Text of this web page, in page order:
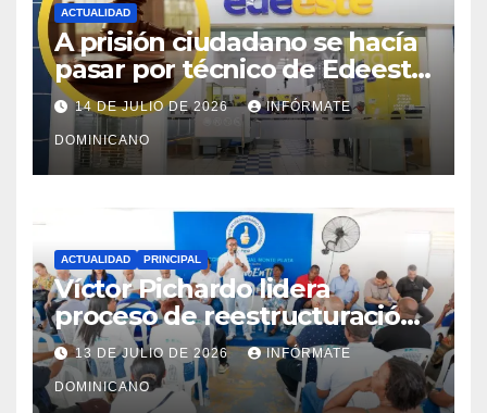
ACTUALIDAD
A prisión ciudadano se hacía
pasar por técnico de Edeeste
para estafar a dueños de
comercios
14 DE JULIO DE 2026 INFÓRMATE
DOMINICANO
ACTUALIDAD PRINCIPAL
Víctor Pichardo lidera
proceso de reestructuración
y fortalecimiento del PRM en
Monte Plata
13 DE JULIO DE 2026 INFÓRMATE
DOMINICANO